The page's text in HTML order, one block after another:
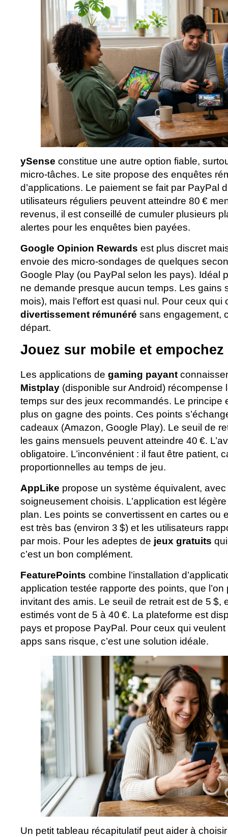
ySense constitue une autre option fiable,
micro-tâches. Le site propose des enquêtes
d’applications. Le paiement se fait par PayPal
utilisateurs réguliers peuvent atteindre 80 €
revenus, il est conseillé de cumuler plusieurs
alertes pour les enquêtes bien payées.
Google Opinion Rewards est plus discret
envoie des micro-sondages de quelques
Google Play (ou PayPal selon les pays). Idéal
ne demande presque aucun temps. Les gains
mois), mais l’effort est quasi nul. Pour ceux qui
divertissement rémunéré sans engagement,
départ.
Jouez sur mobile et
Les applications de gaming payant
Mistplay (disponible sur Android) récompense
temps sur des jeux recommandés. Le principe
plus on gagne des points. Ces points
cadeaux (Amazon, Google Play). Le seuil de
les gains mensuels peuvent atteindre 40 €.
obligatoire. L’inconvénient : il faut être patient,
proportionnelles au temps de jeu.
AppLike propose un système équivalent,
soigneusement choisis. L’application est
plan. Les points se convertissent en cartes ou
est très bas (environ 3 $) et les utilisateurs
par mois. Pour les adeptes de jeux gratuits
c’est un bon complément.
FeaturePoints combine l’installation
application testée rapporte des points, que
invitant des amis. Le seuil de retrait est de 5 $,
estimés vont de 5 à 40 €. La plateforme est
pays et propose PayPal. Pour ceux qui veulent
apps sans risque, c’est une solution idéale.
Un petit tableau récapitulatif peut aider à